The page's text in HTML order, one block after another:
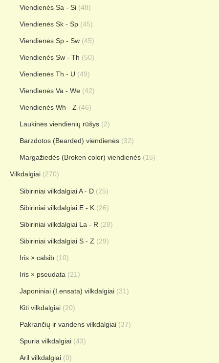
Viendienės Sa - Si (48)
Viendienės Sk - Sp (45)
Viendienės Sp - Sw (45)
Viendienės Sw - Th (50)
Viendienės Th - U (49)
Viendienės Va - We (42)
Viendienės Wh - Z (46)
Laukinės viendienių rūšys (2)
Barzdotos (Bearded) viendienės (32)
Margažiedės (Broken color) viendienės (15)
Vilkdalgiai (270)
Sibiriniai vilkdalgiai A - D (25)
Sibiriniai vilkdalgiai E - K (26)
Sibiriniai vilkdalgiai La - R (28)
Sibiriniai vilkdalgiai S - Z (29)
Iris × calsib (10)
Iris × pseudata (21)
Japoniniai (I.ensata) vilkdalgiai (31)
Kiti vilkdalgiai (20)
Pakrančių ir vandens vilkdalgiai (37)
Spuria vilkdalgiai (43)
Aril vilkdalgiai (0)